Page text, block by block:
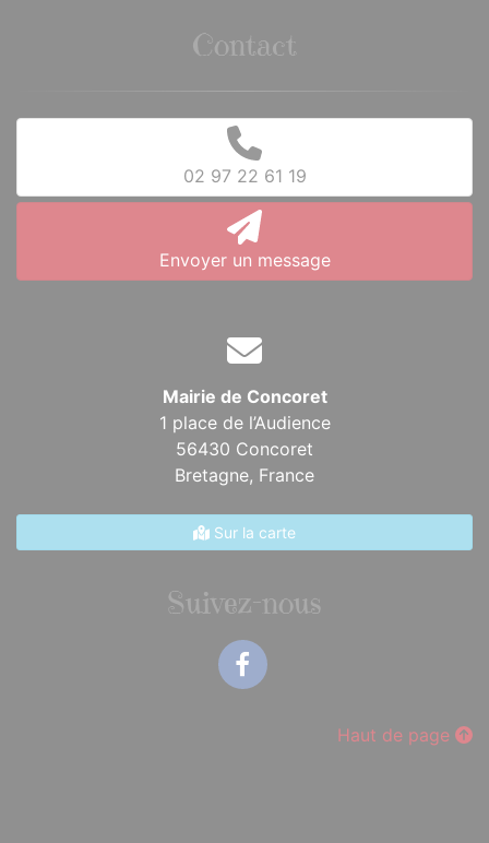
Contact
02 97 22 61 19
Envoyer un message
Mairie de Concoret
1 place de l’Audience
56430 Concoret
Bretagne, France
Sur la carte
Suivez-nous
Haut de page